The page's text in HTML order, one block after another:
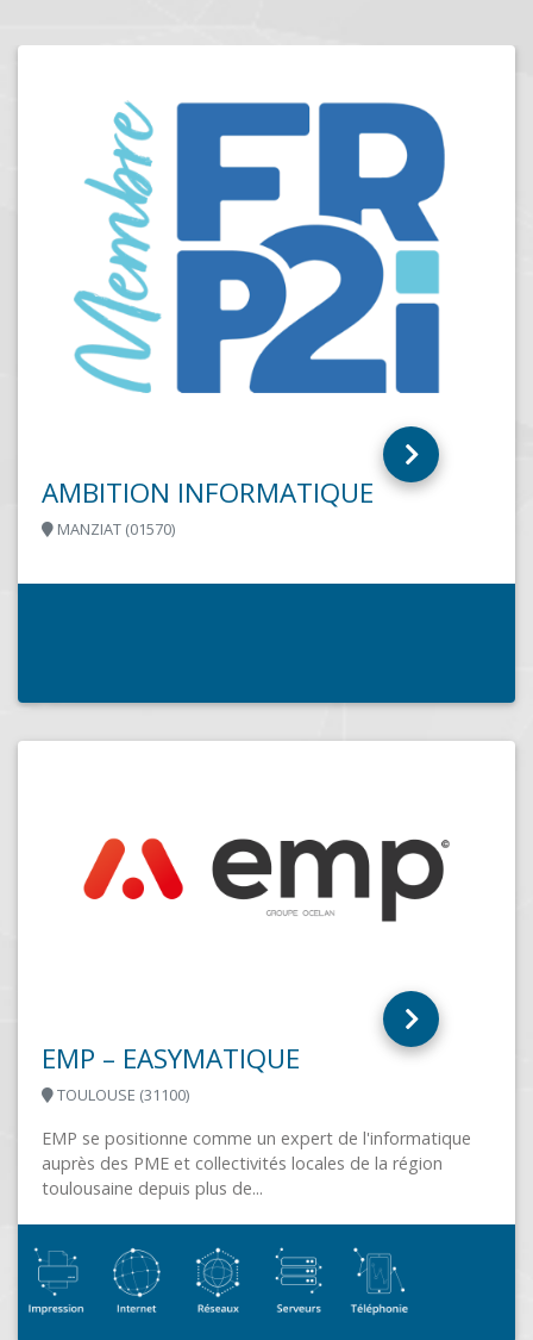
région
ATOUT WEB
Fondée en 2001, Atout-Web est devenu
AJYEWEB.COM
L'informatique à valeur ajoutée Acteur de
des professionnels depuis 2004 sur Saint
Var 3 secteurs d'activité majeurs:La